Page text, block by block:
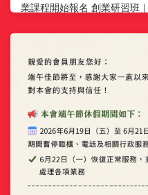
業課程開始報名 創業研習班
業、還沒方向 ...